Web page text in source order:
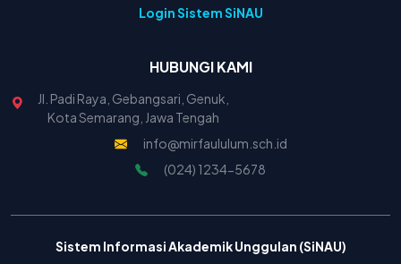
Login Sistem SiNAU
HUBUNGI KAMI
Jl. Padi Raya, Gebangsari, Genuk,
Kota Semarang, Jawa Tengah
info@mirfaululum.sch.id
(024) 1234-5678
Sistem Informasi Akademik Unggulan (SiNAU)